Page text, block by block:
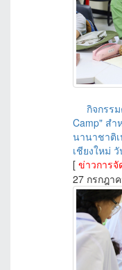
กิจกรร
Camp" สำ
นานาชาติ
เชียงใหม่
[ ข่าวการ
27 กรกฎา